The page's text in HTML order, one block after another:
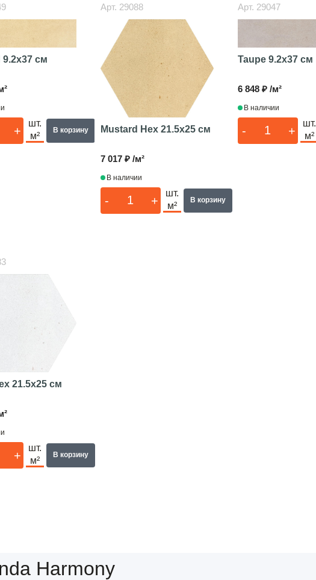
9.2x37 см
+
шт.
м²
В корзину
Арт. 29088
Mustard Hex 21.5x25 см
7 017 ₽ /м²
В наличии
- +
шт.
м²
В корзину
Арт. 29047
Taupe 9.2x37 см
6 848 ₽ /м²
В наличии
- +
шт.
м²
21.5x25 см
+
шт.
м²
В корзину
Harmony